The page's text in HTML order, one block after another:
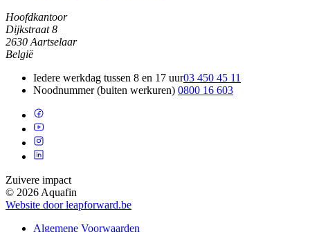
Hoofdkantoor
Dijkstraat 8
2630 Aartselaar
België
Iedere werkdag tussen 8 en 17 uur03 450 45 11
Noodnummer (buiten werkuren) 0800 16 603
Zuivere impact
© 2026 Aquafin
Website door leapforward.be
Algemene Voorwaarden